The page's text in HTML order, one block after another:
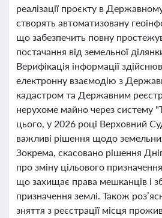
реалізації проєкту в
створять автоматизовану
що забезпечить повну
постачання від земельної
Верифікація інформації
електронну взаємодію з
кадастром та Державним
нерухоме майно через систему
цього, у 2026 році Верховний
важливі рішення щодо
Зокрема, скасовано рішення
про зміну цільового
що захищає права мешканців і
призначення землі. Також
зняття з реєстрації місця